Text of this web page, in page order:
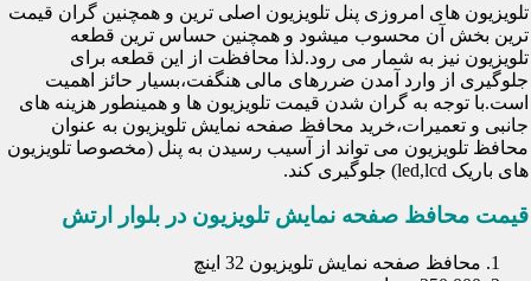
تلویزیون های امروزی پنل تلویزیون اصلی ترین و همچنین گران قیمت
ترین بخش آن محسوب میشود و همچنین حساس ترین قطعه
تلویزیون نیز به شمار می رود.لذا محافظت از این قطعه برای
جلوگیری از وارد آمدن ضررهای مالی هنگفت،بسیار حائز اهمیت
است.با توجه به گران شدن قیمت تلویزیون ها و همینطور هزینه های
جانبی و تعمیرات،خرید محافظ صفحه نمایش تلویزیون به عنوان
محافظ تلویزیون می تواند از آسیب رسیدن به پنل (مخصوصا تلویزیون
های باریک led,lcd) جلوگیری کند.
قیمت محافظ صفحه نمایش تلویزیون در بلوار ارتش
محافظ صفحه نمایش تلویزیون 32 اینچ